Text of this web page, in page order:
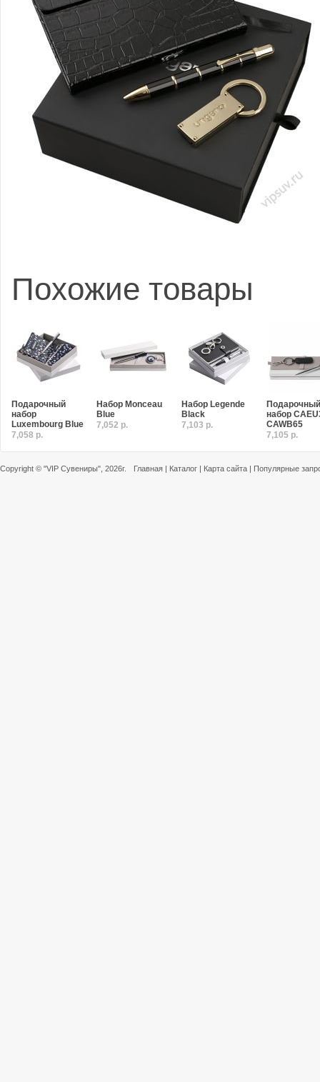
Похожие товары
Подарочный
набор
Luxembourg Blue
7,058 р.
Набор Monceau
Blue
7,052 р.
Набор Legende
Black
7,103 р.
Подарочный
набор
CAWB65
7,105 р.
Copyright © "VIP Сувениры" , 2026г. Главная | Каталог | Карта сайта | Популярные